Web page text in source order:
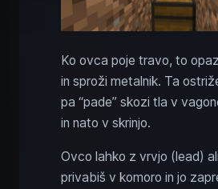
Ko ovca poje travo, to
in sproži metalnik. Ta
pa “pade” skozi tla v
in nato v skrinjo.
Ovco lahko z vrvjo (lead)
privabiš v komoro in jo